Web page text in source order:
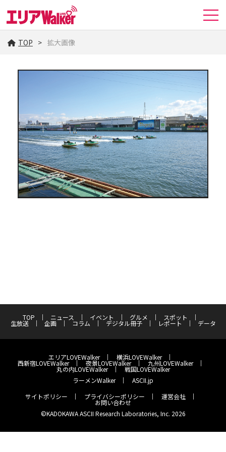
TOP 拡大画像
TOP ニュース イベント グルメ スポット
生放送 企画 コラム デジタル冊子 レポート データ
エリアLOVEWalker 横浜LOVEWalker
西新宿LOVEWalker 夜景LOVEWalker 九州LOVEWalker
丸の内LOVEWalker
戦国LOVEWalker
ラーメンWalker
ASCII.jp
サイトポリシー
プライバシーポリシー 運営会社
お問い合わせ
©KADOKAWA ASCII Research Laboratories, Inc. 2026